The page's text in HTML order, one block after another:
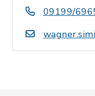
09199/